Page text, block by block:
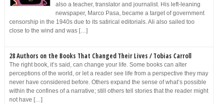
also a teacher, translator and journalist. His left-leaning
newspaper, Marco Pasa, became a target of government
censorship in the 1940s due to its satirical editorials. Ali also sailed too
close to the wind and was […]
28 Authors on the Books That Changed Their Lives / Tobias Carroll
The right book, it’s said, can change your life. Some books can alter
perceptions of the world, or let a reader see life from a perspective they may
never have considered before. Others expand the sense of what’s possible
within the confines of a narrative; still others tell stories that the reader might
not have […]